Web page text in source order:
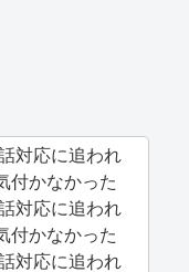
対応に追われ
付かなかった
対応に追われ
付かなかった
対応に追われ